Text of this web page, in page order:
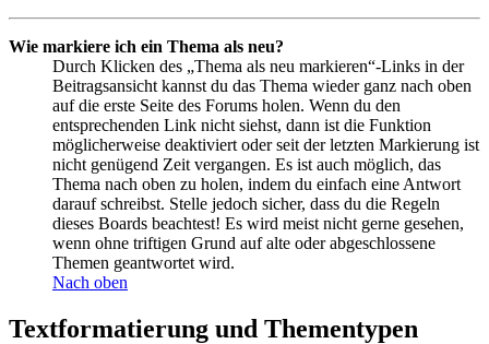
Wie markiere ich ein Thema als neu?
Durch Klicken des „Thema als neu markieren“-Links in der
Beitragsansicht kannst du das Thema wieder ganz nach oben
auf die erste Seite des Forums holen. Wenn du den
entsprechenden Link nicht siehst, dann ist die Funktion
möglicherweise deaktiviert oder seit der letzten Markierung ist
nicht genügend Zeit vergangen. Es ist auch möglich, das
Thema nach oben zu holen, indem du einfach eine Antwort
darauf schreibst. Stelle jedoch sicher, dass du die Regeln
dieses Boards beachtest! Es wird meist nicht gerne gesehen,
wenn ohne triftigen Grund auf alte oder abgeschlossene
Themen geantwortet wird.
Nach oben
Textformatierung und Thementypen